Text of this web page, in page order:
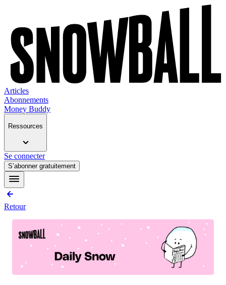
Articles
Abonnements
Money Buddy
Ressources
Se connecter
S’abonner gratuitement
Retour